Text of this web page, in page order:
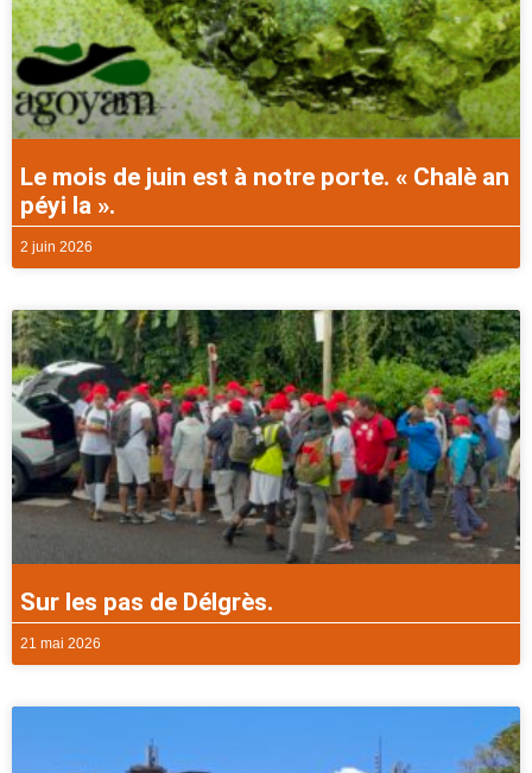
Le mois de juin est à notre porte. « Chalè an
péyi la ».
2 juin 2026
Sur les pas de Délgrès.
21 mai 2026